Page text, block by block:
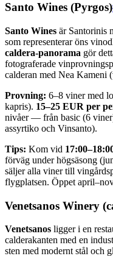
Santo Wines (Pyrgos)
Santo Wines är Santorinis
som representerar öns
caldera-panorama gör
fotograferade
calderan med Nea Kameni
Provning: 6–8 viner med
kapris). 15–25 EUR per
nivåer — från basic (6
assyrtiko och Vinsanto).
Tips: Kom vid
förväg under högsäsong
säljer alla viner till
flygplatsen. Öppet
Venetsanos Winery
Venetsanos ligger i en
calderakanten med en
sten med modernt stål och